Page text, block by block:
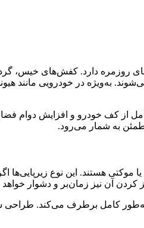
روزمره دارد. کفش‌های خیس،
از کف خودرو و افزایش دوام
به شمار می‌رود.
هستند. این نوع زیرپایی‌ها
آن نیز زمان‌بر و دشوار خواهد
قالبی چرمی هیوندای النترا 2023 این